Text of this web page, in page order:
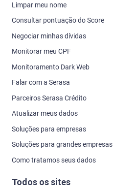
Limpar meu nome
Consultar pontuação do Score
Negociar minhas dívidas
Monitorar meu CPF
Monitoramento Dark Web
Falar com a Serasa
Parceiros Serasa Crédito
Atualizar meus dados
Soluções para empresas
Soluções para grandes empresas
Como tratamos seus dados
Todos os sites